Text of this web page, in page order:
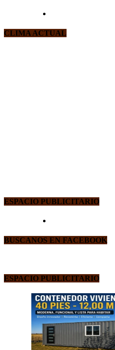
CLIMA ACTUAL
ESPACIO PUBLICITARIO
BUSCANOS EN FACEBOOK
ESPACIO PUBLICITARIO